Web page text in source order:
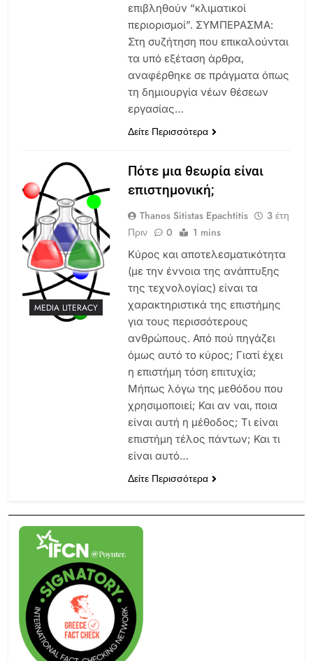
επιβληθούν “κλιματικοί
περιορισμοί”. ΣΥΜΠΕΡΑΣΜΑ:
Στη συζήτηση που επικαλούνται
τα υπό εξέταση άρθρα,
αναφέρθηκε σε πράγματα όπως
τη δημιουργία νέων θέσεων
εργασίας…
Δείτε Περισσότερα
MEDIA LITERACY
Πότε μια θεωρία είναι
επιστημονική;
Thanos Sitistas Epachtitis
3 έτη
Πριν
0 1 mins
Κύρος και αποτελεσματικότητα
(με την έννοια της ανάπτυξης
της τεχνολογίας) είναι τα
χαρακτηριστικά της επιστήμης
για τους περισσότερους
ανθρώπους. Από πού πηγάζει
όμως αυτό το κύρος; Γιατί έχει
η επιστήμη τόση επιτυχία;
Μήπως λόγω της μεθόδου που
χρησιμοποιεί; Και αν ναι, ποια
είναι αυτή η μέθοδος; Τι είναι
επιστήμη τέλος πάντων; Και τι
είναι αυτό…
Δείτε Περισσότερα